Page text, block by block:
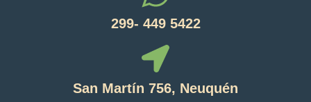
299- 449 5422
San Martín 756, Neuquén